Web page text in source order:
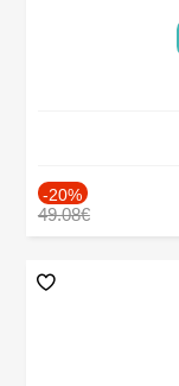
-20%
49.08€